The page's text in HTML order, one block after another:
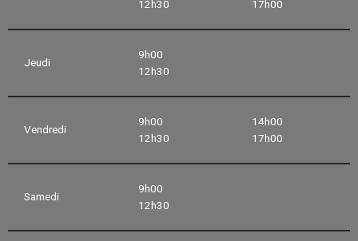
12h30
17h00
Jeudi
9h00
12h30
Vendredi
9h00
12h30
14h00
17h00
Samedi
9h00
12h30